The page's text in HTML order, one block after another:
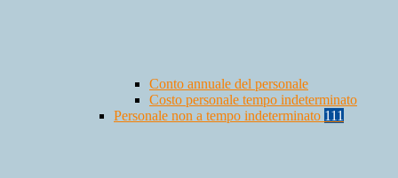
Conto annuale del personale
Costo personale tempo indeterminato
Personale non a tempo indeterminato 111